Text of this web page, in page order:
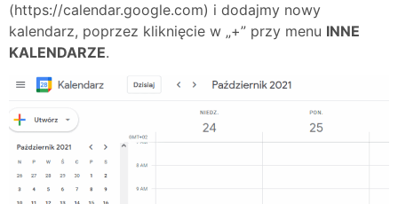
(https://calendar.google.com) i dodajmy nowy
kalendarz, poprzez kliknięcie w „+” przy menu INNE
KALENDARZE.